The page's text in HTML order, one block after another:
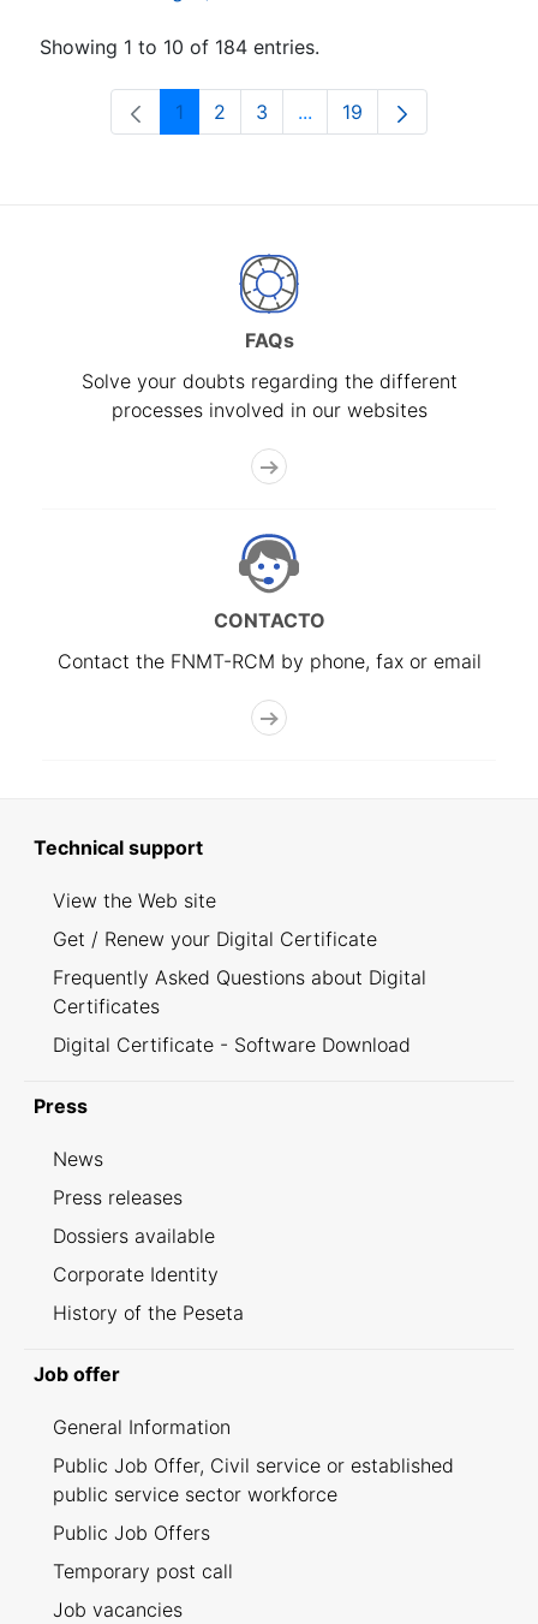
Showing 1 to 10 of 184 entries.
Page
1 Page
2 Page
3 ...Intermediate Pages Use
Page
19
FAQs
Solve your doubts regarding the different
processes involved in our websites
CONTACTO
Contact the FNMT-RCM by phone, fax or email
Technical support
View the Web site
Get / Renew your Digital Certificate
Frequently Asked Questions about Digital
Certificates
Digital Certificate - Software Download
Press
News
Press releases
Dossiers available
Corporate Identity
History of the Peseta
Job offer
General Information
Public Job Offer, Civil service or established
public service sector workforce
Public Job Offers
Temporary post call
Job vacancies